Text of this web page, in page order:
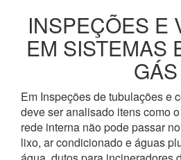
INSPEÇÕES E
EM SISTEMAS
GÁS
Em Inspeções de tubulações e
deve ser analisado itens como
rede interna não pode passar
lixo, ar condicionado e águas